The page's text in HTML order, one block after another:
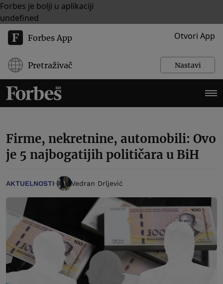
Forbes je bolji u aplikaciji
undefined
Forbes App Otvori App
Pretraživač Nastavi
Firme, nekretnine, automobili: Ovo
je 5 najbogatijih političara u BiH
AKTUELNOSTI Vedran Drljević